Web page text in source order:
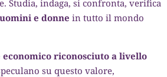
Studia, indaga, si confronta, verifica
e donne in tutto il mondo
riconosciuto a livello
su questo valore,